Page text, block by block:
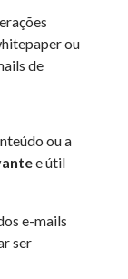
ou
de
ou a
e útil
e-mails
ser